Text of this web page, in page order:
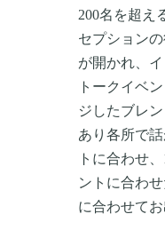
200名を超え
セプション
が開かれ、
トークイベ
ジしたブレ
あり各所で
トに合わせ
ントに合わ
に合わせて